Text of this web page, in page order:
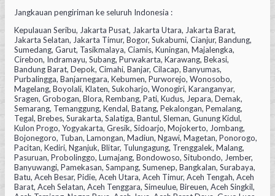
Jangkauan pengiriman ke seluruh Indonesia :
Kepulauan Seribu, Jakarta Pusat, Jakarta Utara, Jakarta Barat,
Jakarta Selatan, Jakarta Timur, Bogor, Sukabumi, Cianjur, Bandung,
Sumedang, Garut, Tasikmalaya, Ciamis, Kuningan, Majalengka,
Cirebon, Indramayu, Subang, Purwakarta, Karawang, Bekasi,
Bandung Barat, Depok, Cimahi, Banjar, Cilacap, Banyumas,
Purbalingga, Banjarnegara, Kebumen, Purworejo, Wonosobo,
Magelang, Boyolali, Klaten, Sukoharjo, Wonogiri, Karanganyar,
Sragen, Grobogan, Blora, Rembang, Pati, Kudus, Jepara, Demak,
Semarang, Temanggung, Kendal, Batang, Pekalongan, Pemalang,
Tegal, Brebes, Surakarta, Salatiga, Bantul, Sleman, Gunung Kidul,
Kulon Progo, Yogyakarta, Gresik, Sidoarjo, Mojokerto, Jombang,
Bojonegoro, Tuban, Lamongan, Madiun, Ngawi, Magetan, Ponorogo,
Pacitan, Kediri, Nganjuk, Blitar, Tulungagung, Trenggalek, Malang,
Pasuruan, Probolinggo, Lumajang, Bondowoso, Situbondo, Jember,
Banyuwangi, Pamekasan, Sampang, Sumenep, Bangkalan, Surabaya,
Batu, Aceh Besar, Pidie, Aceh Utara, Aceh Timur, Aceh Tengah, Aceh
Barat, Aceh Selatan, Aceh Tenggara, Simeulue, Bireuen, Aceh Singkil,